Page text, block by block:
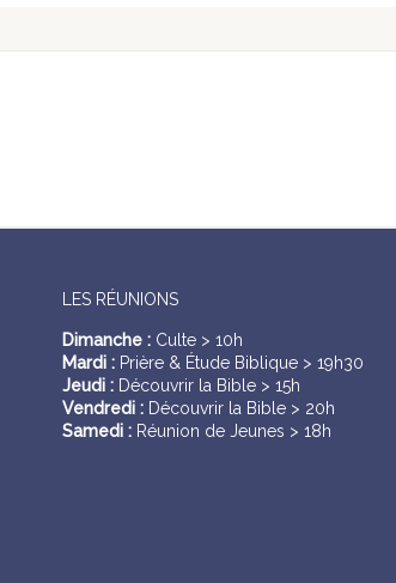
LES RÉUNIONS
Dimanche : Culte > 10h
Mardi : Prière & Étude Biblique > 19h30
Jeudi : Découvrir la Bible > 15h
Vendredi : Découvrir la Bible > 20h
Samedi : Réunion de Jeunes > 18h